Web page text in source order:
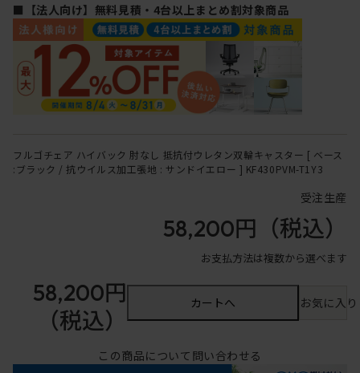
■【法人向け】無料見積・4台以上まとめ割対象商品
フルゴチェア ハイバック 肘なし 抵抗付ウレタン双輪キャスター [ ベース
:ブラック / 抗ウイルス加工張地 : サンドイエロー ] KF430PVM-T1Y3
受注生産
58,200円 （税込）
お支払方法は複数から選べます
58,200円
（税込）
カートへ お気に入
この商品について問い合わせる